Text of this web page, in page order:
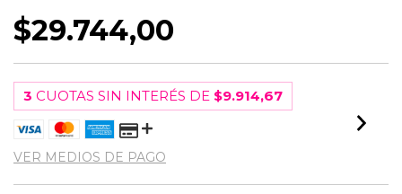
$29.744,00
3 CUOTAS SIN INTERÉS DE $9.914,67
VER MEDIOS DE PAGO